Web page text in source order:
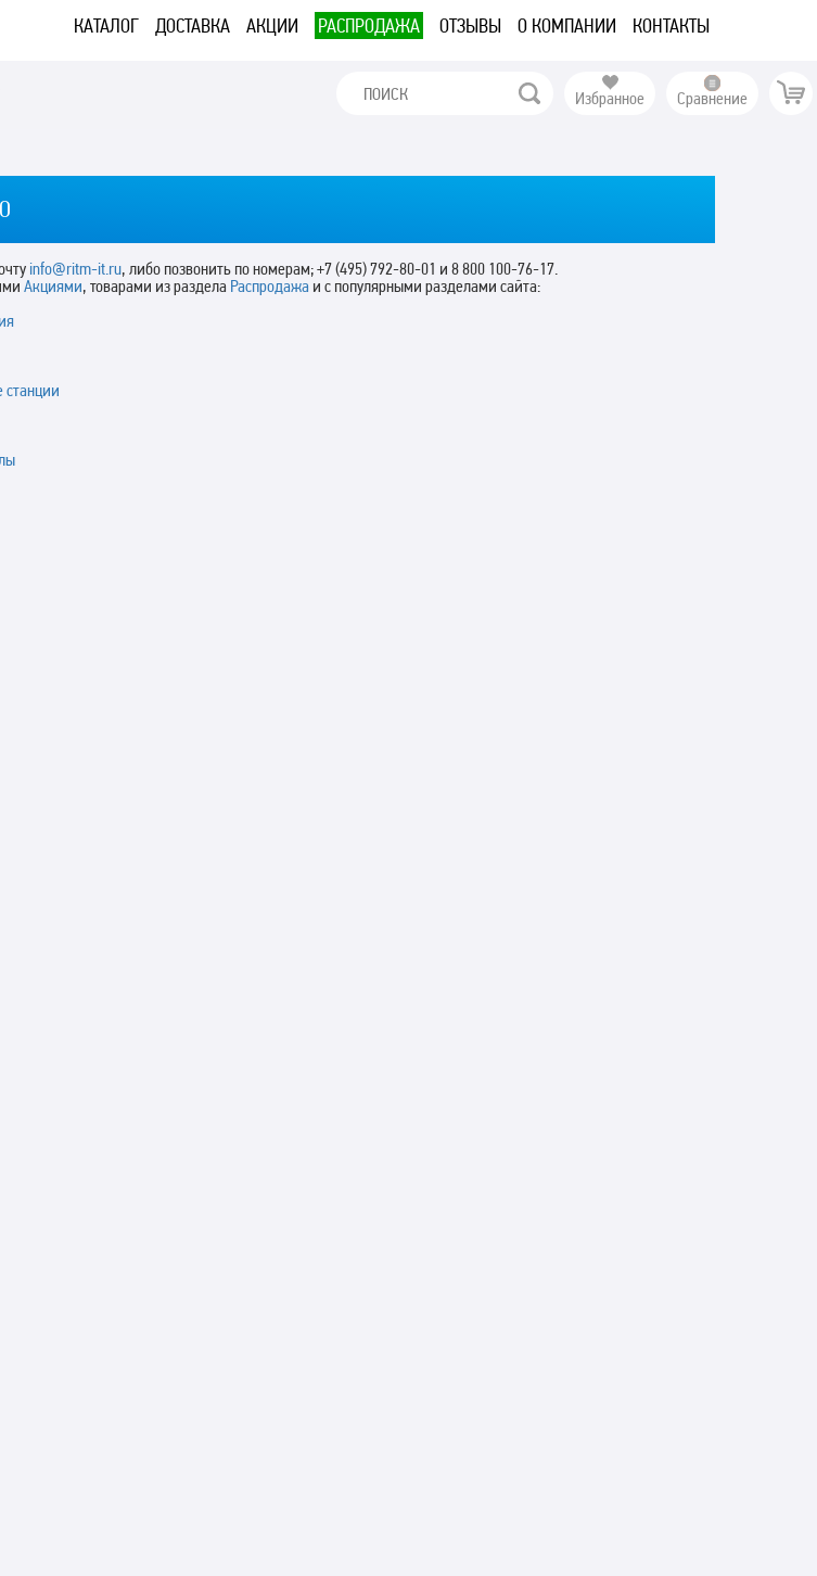
КАТАЛОГ ДОСТАВКА АКЦИИ РАСПРОДАЖА ОТЗЫВЫ О КОМПАНИИ КОНТАКТЫ
Избранное Сравнение
info@ritm-it.ru, либо позвонить по номерам; +7 (495) 792-80-01 и 8 800 100-76-17.
Акциями, товарами из раздела Распродажа и с популярными разделами сайта: